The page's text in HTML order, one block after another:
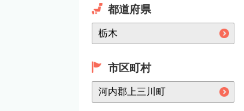
都道府県
市区町村